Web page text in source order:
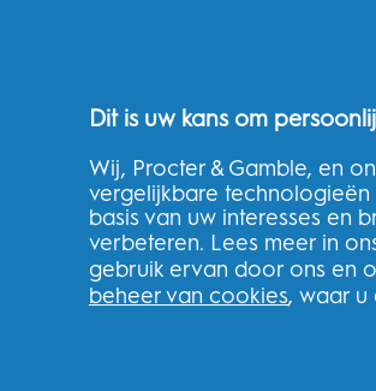
Nederland
FOLLOW US
Dit is uw kans om
Wij, Procter & Gamble, en
vergelijkbare
basis van uw interesses en
verbeteren. Lees meer in
gebruik ervan door ons en
beheer van cookies, waar u